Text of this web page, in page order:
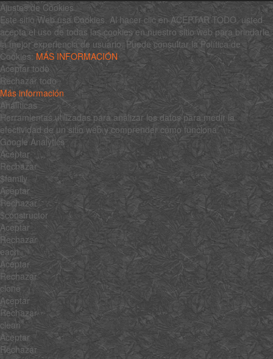
Ajustes de Cookies
Este sitio Web usa Cookies. Al hacer clic en ACEPTAR TODO, usted
acepta el uso de todas las cookies en nuestro sitio web para brindarle
la mejor experiencia de usuario. Puede consultar la Política de
Cookies: MÁS INFORMACIÓN
Aceptar todo
Rechazar todo
Más información
Analíticas
Herramientas utilizadas para analizar los datos para medir la
efectividad de un sitio web y comprender cómo funciona.
Google Analytics
Aceptar
Rechazar
$family
Aceptar
Rechazar
$constructor
Aceptar
Rechazar
each
Aceptar
Rechazar
clone
Aceptar
Rechazar
clean
Aceptar
Rechazar